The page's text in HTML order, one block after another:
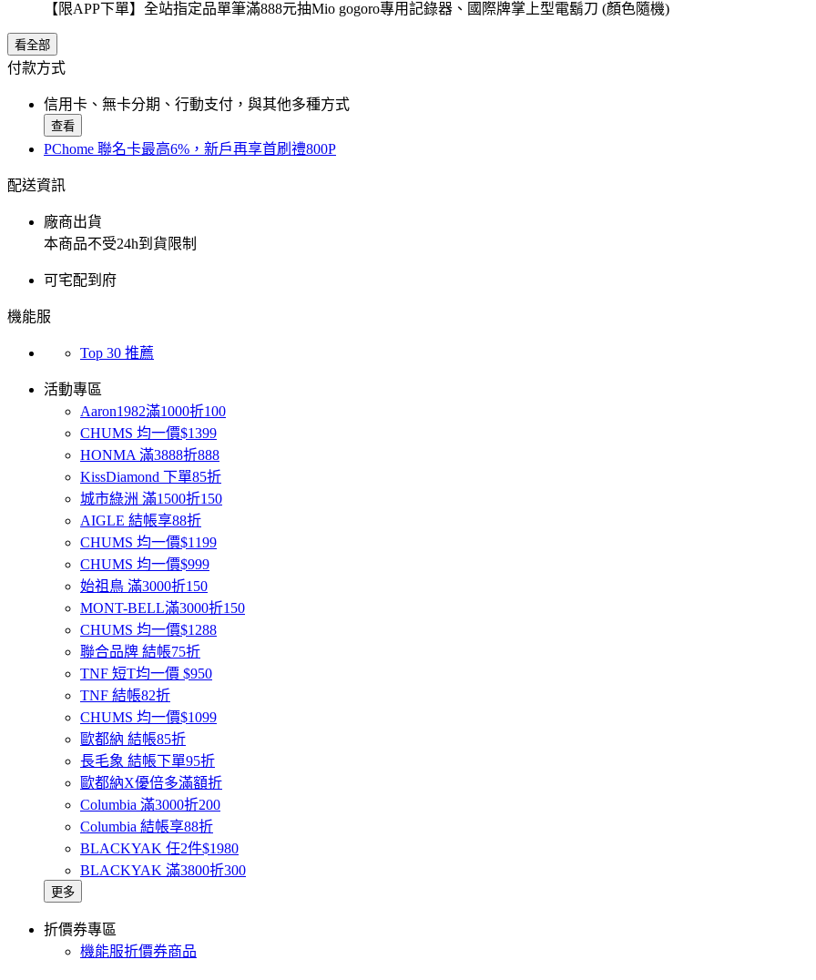
【限APP下單】全站指定品單筆滿888元抽Mio gogoro專用記錄器、國際牌掌上型電鬍刀 (顏色隨機)
看全部
付款方式
信用卡、無卡分期、行動支付，與其他多種方式
查看
PChome 聯名卡最高6%，新戶再享首刷禮800P
配送資訊
廠商出貨
本商品不受24h到貨限制
可宅配到府
機能服
Top 30 推薦
活動專區
Aaron1982滿1000折100
CHUMS 均一價$1399
HONMA 滿3888折888
KissDiamond 下單85折
城市綠洲 滿1500折150
AIGLE 結帳享88折
CHUMS 均一價$1199
CHUMS 均一價$999
始祖鳥 滿3000折150
MONT-BELL滿3000折150
CHUMS 均一價$1288
聯合品牌 結帳75折
TNF 短T均一價 $950
TNF 結帳82折
CHUMS 均一價$1099
歐都納 結帳85折
長毛象 結帳下單95折
歐都納X優倍多滿額折
Columbia 滿3000折200
Columbia 結帳享88折
BLACKYAK 任2件$1980
BLACKYAK 滿3800折300
更多
折價券專區
機能服折價券商品